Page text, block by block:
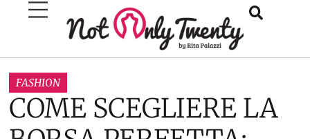
FASHION
COME SCEGLIERE LA